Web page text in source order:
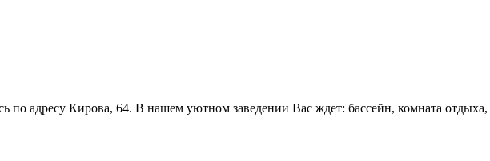
по адресу Кирова, 64. В нашем уютном заведении Вас ждет: бассейн, комната отдыха,